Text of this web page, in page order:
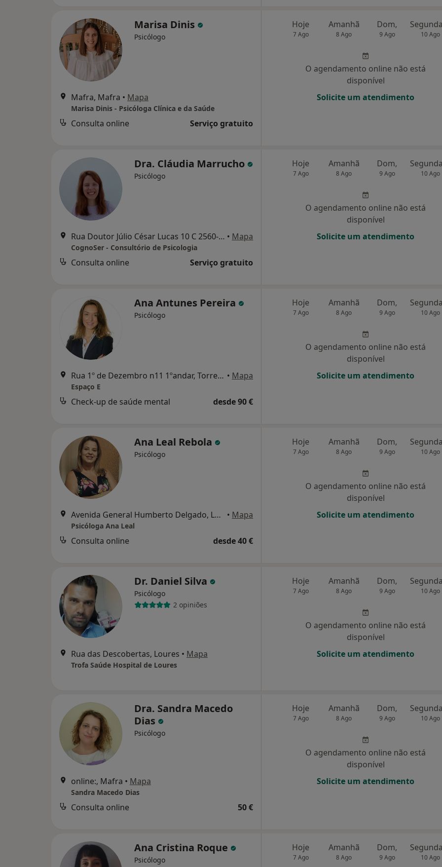
Marisa Dinis
Psicólogo
Mafra, Mafra • Mapa
Marisa Dinis - Psicóloga Clínica e da Saúde
Consulta online Serviço gratuito
Hoje
7 Ago
Amanhã
8 Ago
Dom,
9 Ago 10 Ago
O agendamento online não está
disponível
Solicite um atendimento
Dra. Cláudia Marrucho
Psicólogo
Rua Doutor Júlio César Lucas 10 C 2560-333 Torres Vedras , Torres Vedras • Mapa
CognoSer - Consultório de Psicologia
Consulta online Serviço gratuito
Hoje
7 Ago
Amanhã
8 Ago
Dom,
9 Ago 10 Ago
O agendamento online não está
disponível
Solicite um atendimento
Ana Antunes Pereira
Psicólogo
Rua 1º de Dezembro n11 1ºandar, Torres Vedras • Mapa
Espaço E
Check-up de saúde mental desde 90 €
Hoje
7 Ago
Amanhã
8 Ago
Dom,
9 Ago 10 Ago
O agendamento online não está
disponível
Solicite um atendimento
Ana Leal Rebola
Psicólogo
Avenida General Humberto Delgado, Loja 7E, Torres Vedras • Mapa
Psicóloga Ana Leal
Consulta online desde 40 €
Hoje
7 Ago
Amanhã
8 Ago
Dom,
9 Ago 10 Ago
O agendamento online não está
disponível
Solicite um atendimento
Dr. Daniel Silva
Psicólogo
2 opiniões
Rua das Descobertas, Loures • Mapa
Trofa Saúde Hospital de Loures
Hoje
7 Ago
Amanhã
8 Ago
Dom,
9 Ago 10 Ago
O agendamento online não está
disponível
Solicite um atendimento
Dra. Sandra Macedo
Dias
Psicólogo
online:, Mafra • Mapa
Sandra Macedo Dias
Consulta online 50 €
Hoje
7 Ago
Amanhã
8 Ago
Dom,
9 Ago 10 Ago
O agendamento online não está
disponível
Solicite um atendimento
Ana Cristina Roque
Psicólogo
Hoje
7 Ago
Amanhã
8 Ago
Dom,
9 Ago 10 Ago